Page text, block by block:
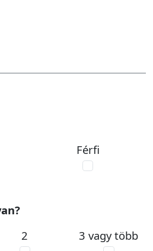
Férfi
2 3 vagy több